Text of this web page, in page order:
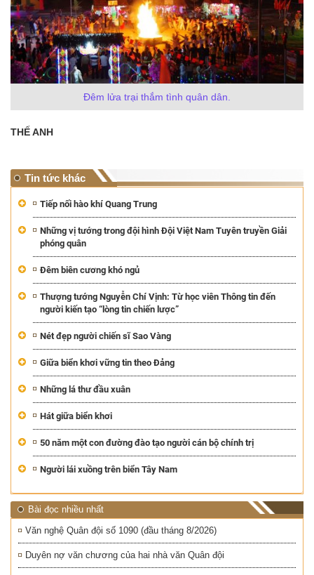
Đêm lửa trại thắm tình quân dân.
THẾ ANH
Tin tức khác
Tiếp nối hào khí Quang Trung
Những vị tướng trong đội hình Đội Việt Nam Tuyên truyền Giải
phóng quân
Đêm biên cương khó ngủ
Thượng tướng Nguyễn Chí Vịnh: Từ học viên Thông tin đến
người kiến tạo “lòng tin chiến lược”
Nét đẹp người chiến sĩ Sao Vàng
Giữa biển khơi vững tin theo Đảng
Những lá thư đầu xuân
Hát giữa biển khơi
50 năm một con đường đào tạo người cán bộ chính trị
Người lái xuồng trên biển Tây Nam
Bài đọc nhiều nhất
Văn nghệ Quân đội số 1090 (đầu tháng 8/2026)
Duyên nợ văn chương của hai nhà văn Quân đội